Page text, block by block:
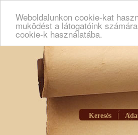
Weboldalunkon cookie-kat
muködést a látogatóink
cookie-k használatába.
Keresés